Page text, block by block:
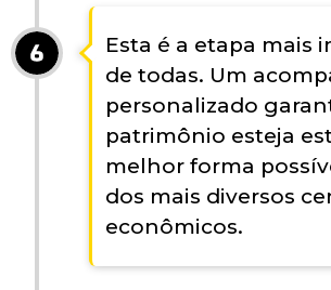
Esta é a etapa mais
de todas. Um
personalizado
patrimônio esteja
melhor forma
dos mais diversos
econômicos.